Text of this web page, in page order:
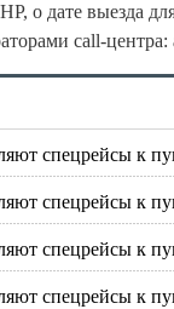
о дате выезда
call-центра:
спецрейсы к
спецрейсы к
спецрейсы к
спецрейсы к